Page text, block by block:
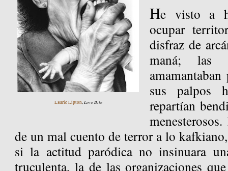
Laurie Lipton,Love Bite
He visto a
ocupar
disfraz de
maná; las
sus palpos
repartían
de un mal cuento de terror a lo
si la actitud paródica no insinuara
truculenta, la de las organizaciones